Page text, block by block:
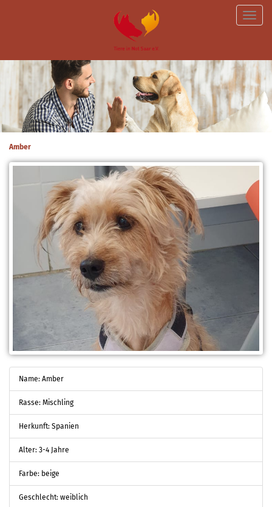
Toggle
Amber
Name: Amber
Rasse: Mischling
Herkunft: Spanien
Alter: 3-4 Jahre
Farbe: beige
Geschlecht: weiblich